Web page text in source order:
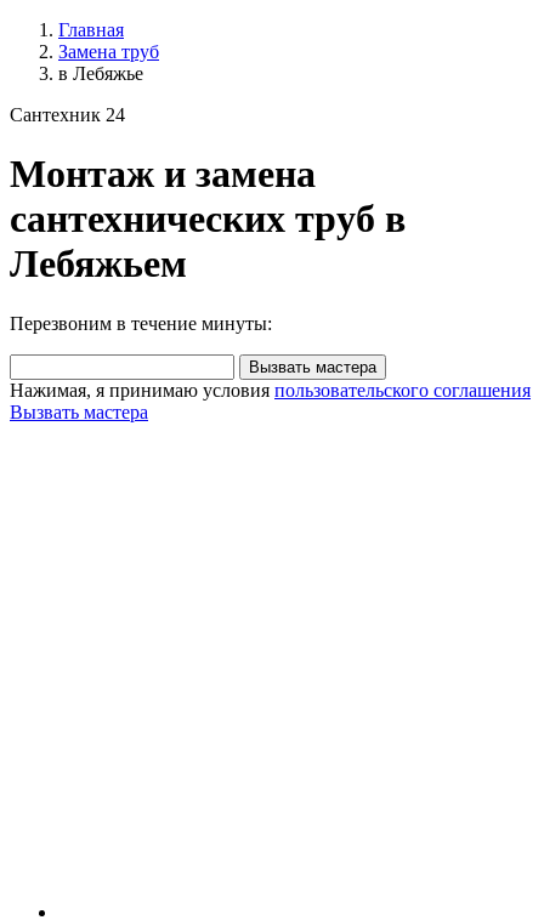
Главная
Замена труб
в Лебяжье
Сантехник 24
Монтаж и замена
сантехнических труб в
Лебяжьем
Перезвоним в течение минуты:
Вызвать мастера
Нажимая, я принимаю условия пользовательского соглашения
Вызвать мастера